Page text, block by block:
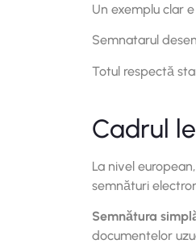
Un exemplu clar
Semnatarul
Totul respectă
Cadrul
La nivel
semnături
Semnătura
documentelor